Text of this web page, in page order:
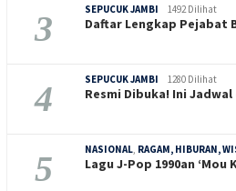
3 SEPUCUK JAMBI 1492 Dilihat
Daftar Lengkap Pejabat
4 SEPUCUK JAMBI 1280 Dilihat
Resmi Dibuka! Ini
5 NASIONAL, RAGAM, HIBURAN,
Lagu J-Pop 1990an